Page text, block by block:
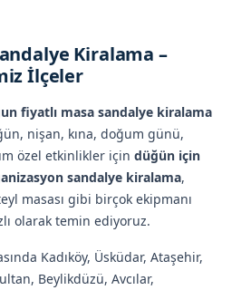
Kiralama –
İlçeler
fiyatlı masa sandalye kiralama
nişan, kına, doğum günü,
özel etkinlikler için düğün için
sandalye kiralama,
masası gibi birçok ekipmanı
olarak temin ediyoruz.
Kadıköy, Üsküdar, Ataşehir,
Beylikdüzü, Avcılar,